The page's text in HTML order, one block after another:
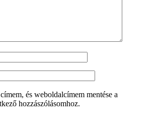
és weboldalcímem mentése a
hozzászólásomhoz.